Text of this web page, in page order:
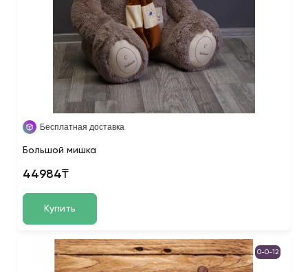
Бесплатная доставка
Большой мишка
44984₸
Купить
0-0-12